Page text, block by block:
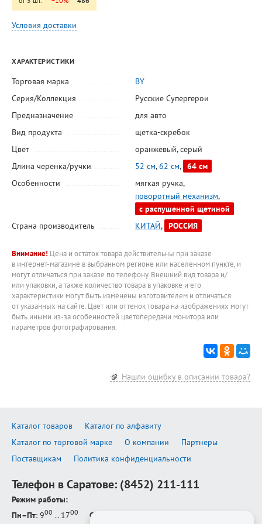
Условия доставки
ХАРАКТЕРИСТИКИ
Торговая марка
BY
Серия/Коллекция
Русские Супергерои
Предназначение
для авто
Вид продукта
щетка-скребок
Цвет
оранжевый,серый
Длина черенка/ручки
52 см,62 см, 64 см
Особенности
мягкая ручка,
поворотный механизм,
с распушенной щетиной
Страна производитель
КИТАЙ, РОССИЯ
Внимание! Цена и остаток товара действительны при заказе
в интернет-магазине в выбранном регионе или населенном пункте, и
могут отличаться при заказе по телефону. Внешний вид товара и/
или упаковки, а также количество товара в упаковке и его
характеристики могут быть изменены изготовителем и отличаться
от указанных на сайте. Цвет или оттенок товара на изображениях могут
быть иными из-за особенностей цветопередачи монитора или
параметров фотографирования.
Нашли ошибку в описании товара?
Каталог товаров
Каталог по алфавиту
Каталог по торговой марке
О компании
Партнеры
Поставщикам
Политика конфиденциальности
Телефон в Саратове: (8452) 211-111
Режим работы:
Пн–Пт: 900 .. 1700 Сб–Вс